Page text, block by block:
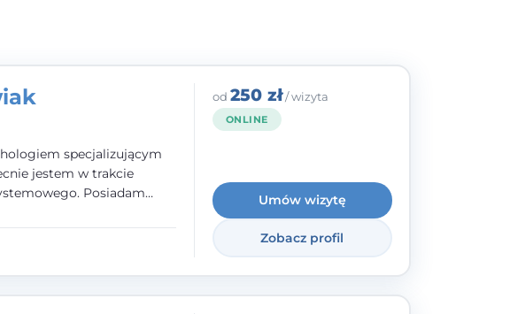
specjalizującym
jestem w trakcie
Posiadam
oraz należę do Polskiego
mojej pracy na
od 250 zł/ wizyta
ONLINE
Umów wizytę
Zobacz profil